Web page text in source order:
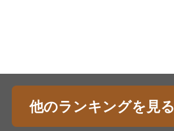
他のランキングを見る